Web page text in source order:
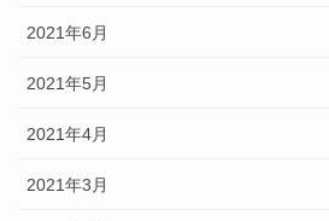
2021年6月
2021年5月
2021年4月
2021年3月